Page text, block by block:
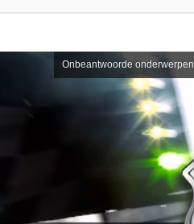
Onbeantwoorde onderwerpen